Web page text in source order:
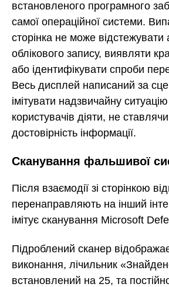
встановленого програмного
самої операційної системи.
сторінка не може відстежувати
облікового запису, виявляти
або ідентифікувати спроби
Весь дисплей написаний за
імітувати надзвичайну
користувачів діяти, не
достовірність інформації.
Сканування фальшивої
Після взаємодії зі сторінкою
перенаправляють на інший
імітує сканування Microsoft
Підроблений сканер
виконання, лічильник
встановлений на 25, та